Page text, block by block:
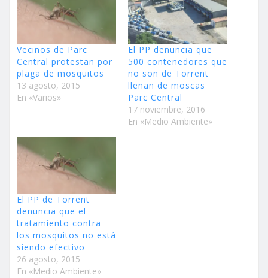
Vecinos de Parc
Central protestan por
plaga de mosquitos
13 agosto, 2015
En «Varios»
El PP denuncia que
500 contenedores que
no son de Torrent
llenan de moscas
Parc Central
17 noviembre, 2016
En «Medio Ambiente»
El PP de Torrent
denuncia que el
tratamiento contra
los mosquitos no está
siendo efectivo
26 agosto, 2015
En «Medio Ambiente»